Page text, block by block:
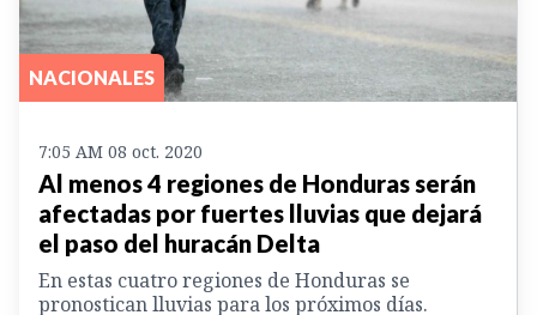
NACIONALES
7:05 AM 08 oct. 2020
Al menos 4 regiones de Honduras serán
afectadas por fuertes lluvias que dejará
el paso del huracán Delta
En estas cuatro regiones de Honduras se
pronostican lluvias para los próximos días.